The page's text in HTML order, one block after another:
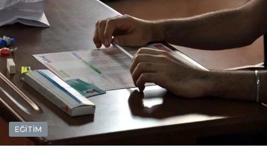
EĞİTİM